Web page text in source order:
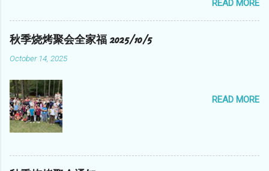
连续三年担任助教，去年正式独立授课，教学认真，深受学生
喜爱与家长好评；Bruce 老师在周四 Chinese Club 与周六中文
课中担任助教已两年；而Katie同学也在完成高阶课程后，今年
加入了助教团队。春藤的学子们正逐步成长为中文推广的中坚
力量，令人欣慰！ 这次摊位前热闹非凡，吸引了众多对中华文
我们不仅致力于高质量的中文教学，也为学生提供成长与展示
的平台。 📌 周六中文学校报名仍在火热进行中！欢迎访问官网
了解更多详情： 🔗 https://ivychinese.org/
READ MORE
秋季烧烤聚会全家福 2025/10/5
October 14, 2025
READ MORE